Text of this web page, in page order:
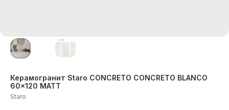
Керамогранит Staro CONCRETO CONCRETO BLANCO
60x120 MATT
Staro